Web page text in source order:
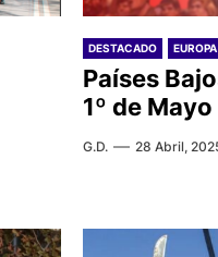
DESTACADO EUROPA
Países
1º de Mayo
G.D. 28 Abril,